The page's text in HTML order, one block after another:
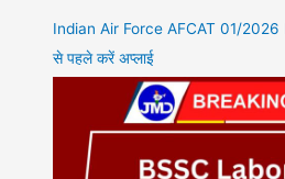
Indian Air Force AFCAT 01/2026
से पहले करें अप्लाई